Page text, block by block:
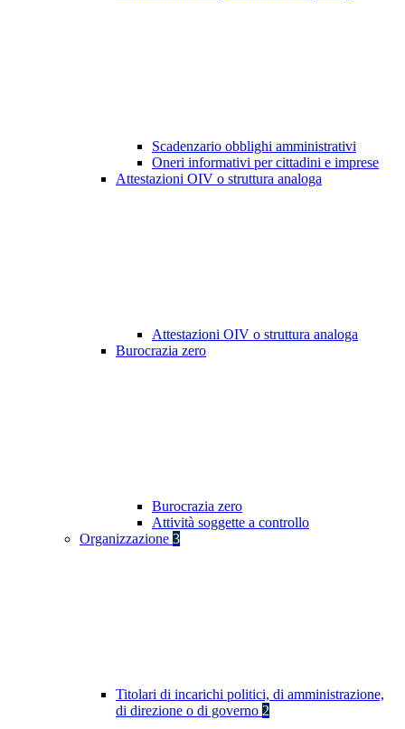
Scadenzario obblighi amministrativi
Oneri informativi per cittadini e imprese
Attestazioni OIV o struttura analoga
Attestazioni OIV o struttura analoga
Burocrazia zero
Burocrazia zero
Attività soggette a controllo
Organizzazione 3
Titolari di incarichi politici, di amministrazione,
di direzione o di governo 2